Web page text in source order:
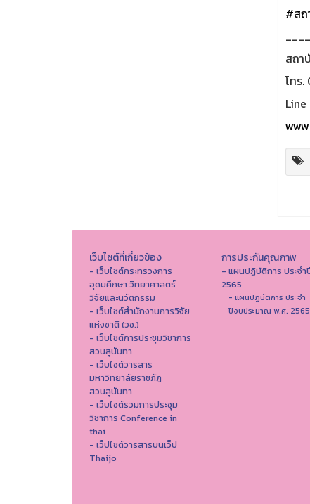
#สถ
สถา
โทร.
Line
เว็บไซต์ที่เกี่ยวข้อง
- เว็บไซต์กระทรวงการ
อุดมศึกษา วิทยาศาสตร์
วิจัยและนวัตกรรม
- เว็บไซต์สำนักงานการวิจัย
แห่งชาติ (วช.)
- เว็บไซต์การประชุมวิชาการ
สวนสุนันทา
- เว็บไซต์วารสาร
มหาวิทยาลัยราชภัฏ
สวนสุนันทา
- เว็บไซต์รวมการประชุม
วิชาการ Conference in
thai
- เว็ปไซต์วารสารบนเว็ป
Thaijo
การประกันคุณภาพ
- แผนปฏิบัติการ ประจำ
2565
- แผนปฏิบัติการ ประจำ
ปีงบประมาณ พ.ศ. 2565